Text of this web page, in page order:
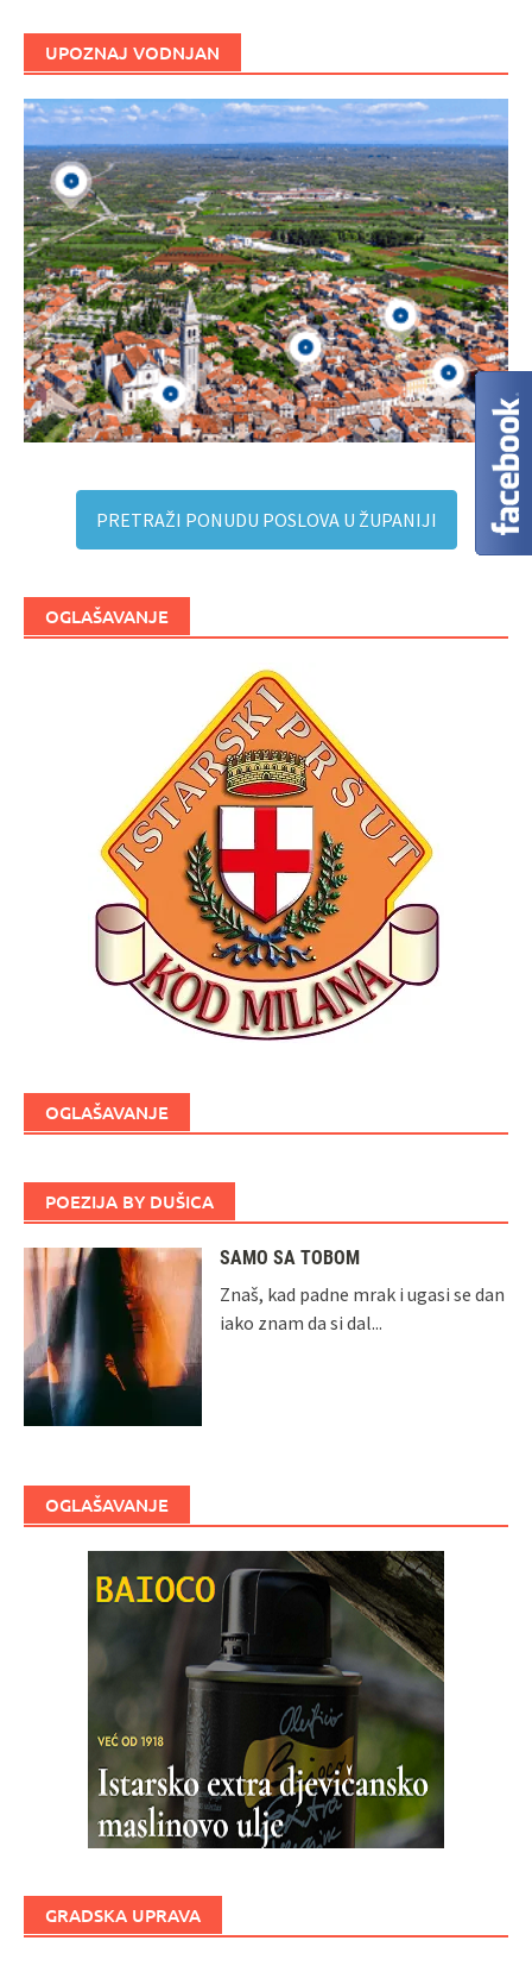
UPOZNAJ VODNJAN
PRETRAŽI PONUDU POSLOVA U ŽUPANIJI
OGLAŠAVANJE
OGLAŠAVANJE
POEZIJA BY DUŠICA
SAMO SA TOBOM
Znaš, kad padne mrak i ugasi se dan
iako znam da si dal...
OGLAŠAVANJE
GRADSKA UPRAVA